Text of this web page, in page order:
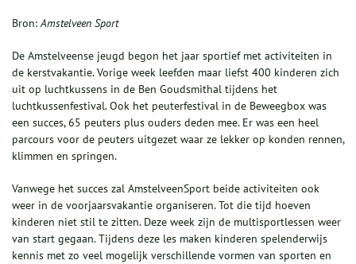
Bron:Amstelveen Sport
De Amstelveense jeugd begon het jaar sportief met activiteiten in
de kerstvakantie. Vorige week leefden maar liefst 400 kinderen zich
uit op luchtkussens in de Ben Goudsmithal tijdens het
luchtkussenfestival. Ook het peuterfestival in de Beweegbox was
een succes, 65 peuters plus ouders deden mee. Er was een heel
parcours voor de peuters uitgezet waar ze lekker op konden rennen,
klimmen en springen.
Vanwege het succes zal AmstelveenSport beide activiteiten ook
weer in de voorjaarsvakantie organiseren. Tot die tijd hoeven
kinderen niet stil te zitten. Deze week zijn de multisportlessen weer
van start gegaan. Tijdens deze les maken kinderen spelenderwijs
kennis met zo veel mogelijk verschillende vormen van sporten en